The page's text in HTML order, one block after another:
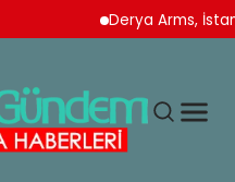
Derya Arms,